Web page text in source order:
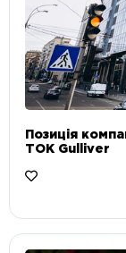
Позиція
ТОК Gulliver